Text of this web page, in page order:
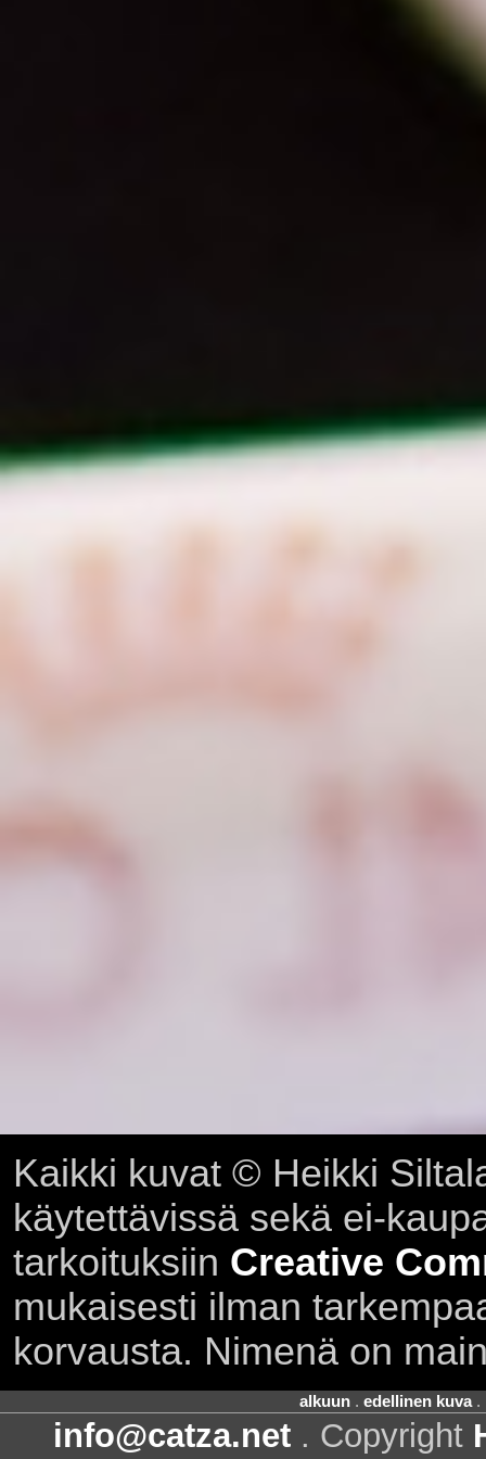
Kaikki kuvat © Heikki
käytettävissä sekä ei-
tarkoituksiin Creative
mukaisesti ilman
korvausta. Nimenä on
alkuun. edellinen kuva.
info@catza.net . Copyright